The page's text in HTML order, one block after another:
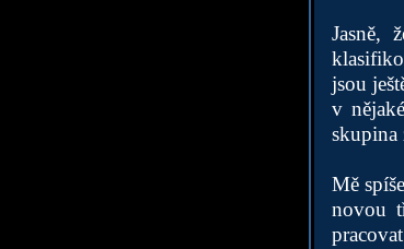
Jasně,
jsou
v
skupina
Mě
novou